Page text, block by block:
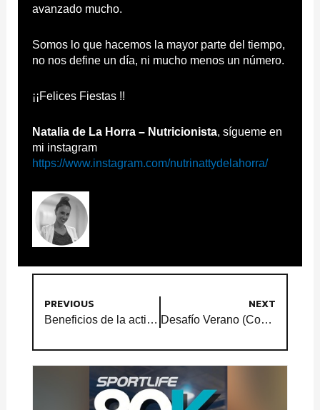
avanzado mucho.
Somos lo que hacemos la mayor parte del tiempo,
no nos define un día, ni mucho menos un número.
¡¡Felices Fiestas !!
Natalia de La Horra – Nutricionista, sígueme en
mi instagram
https://www.instagram.com/nutrinattydelahorra/
PREVIOUS
Beneficios de la actividad física en personas mayores
NEXT
Desafío Verano (Consulta plan en tu sede)